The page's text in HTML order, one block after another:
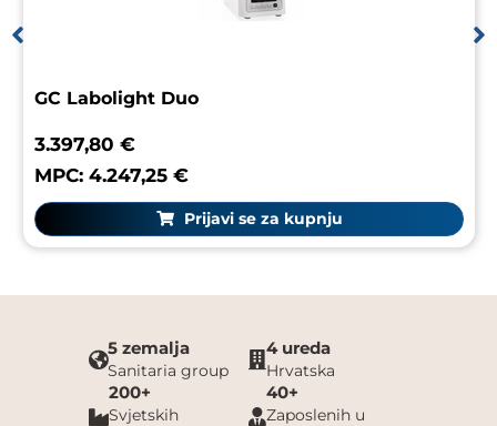
GC Labolight Duo
3.397,80 €
MPC: 4.247,25 €
Prijavi se za kupnju
5 zemalja
Sanitaria group
4 ureda
Hrvatska
200+
Svjetskih
40+
Zaposlenih u